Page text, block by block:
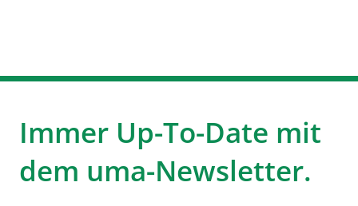
Immer Up-To-Date mit
dem uma-Newsletter.